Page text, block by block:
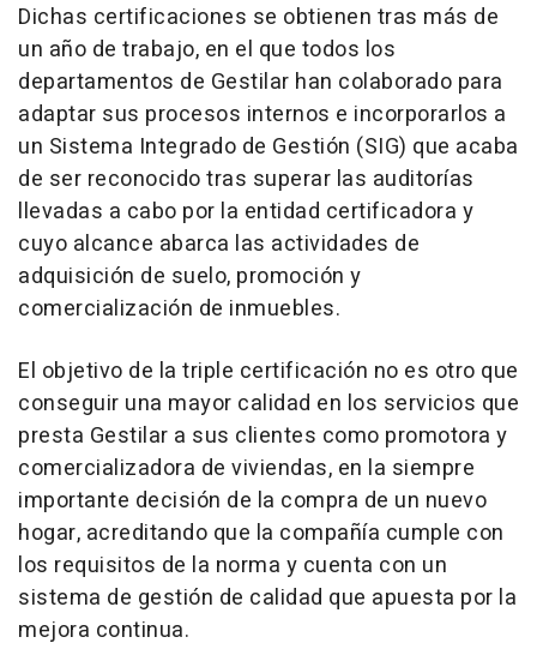
Dichas certificaciones se obtienen tras más de
un año de trabajo, en el que todos los
departamentos de Gestilar han colaborado para
adaptar sus procesos internos e incorporarlos a
un Sistema Integrado de Gestión (SIG) que acaba
de ser reconocido tras superar las auditorías
llevadas a cabo por la entidad certificadora y
cuyo alcance abarca las actividades de
adquisición de suelo, promoción y
comercialización de inmuebles.
El objetivo de la triple certificación no es otro que
conseguir una mayor calidad en los servicios que
presta Gestilar a sus clientes como promotora y
comercializadora de viviendas, en la siempre
importante decisión de la compra de un nuevo
hogar, acreditando que la compañía cumple con
los requisitos de la norma y cuenta con un
sistema de gestión de calidad que apuesta por la
mejora continua.